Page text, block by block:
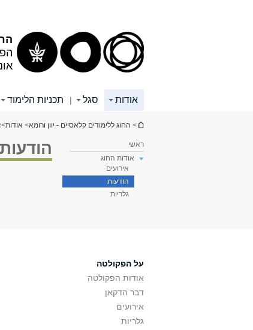
אודות סגל | תכניות הלימוד
הינך נמצא כאן
> החוג ללימודים קלאסיים - יוון ורומא> אודות>
ראשי
אודות החוג
אירועים
הודעות
גלריות
על הפקולטה
אודות הפקולטה
דבר הדקאן
אירועים
גלריות